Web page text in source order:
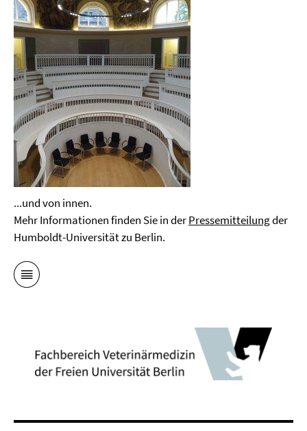
...und von innen.
Mehr Informationen finden Sie in derPressemitteilungder
Humboldt-Universität zu Berlin.